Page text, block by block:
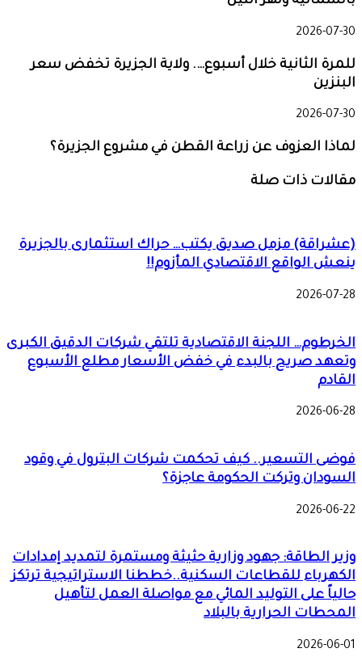
2026-07-30
للمرة الثانية خلال أسبوع…. ولاية الجزيرة تخفض سعر
البنزين
2026-07-30
لماذا العزوف عن زراعة القطن في مشروع الجزيرة؟
مقالات ذات صلة
(عشراقة) مزمل صديق يكتب… حراك استثمارى بالجزيرة
ينعش الواقع الاقتصادي المأزوم!!
2026-07-28
الخرطوم… اللجنة الاقتصادية تلتقي شركات الدقيق الكبرى
وتعهد صريح بالبدء في خفض الأسعار مطلع الأسبوع
القادم
2026-06-28
فوضى التسعير.. كيف تحكمت شركات البترول في وقود
السودان وتركت الحكومة عاجزة؟
2026-06-22
وزير الطاقة: جهود وزارية حثيثة ومستمرة لتمديد إمدادات
الكهرباء للقطاعات السكنية..خططنا الاستراتيجية ترتكز
حالياً على التوليد المائي مع مواصلة العمل لتأهيل
المحطات الحرارية بالبلاد
2026-06-01